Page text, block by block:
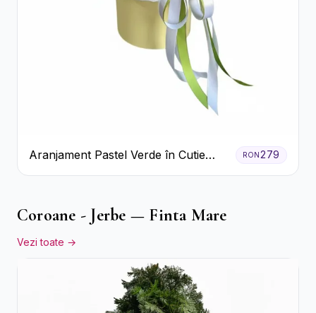
Aranjament Pastel Verde în Cutie
Galben Pal
RON279
Coroane - Jerbe — Finta Mare
Vezi toate →